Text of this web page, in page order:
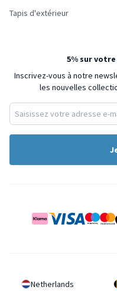
Tapis d'extérieur
5% sur
Inscrivez-vous à notre
les nouvelles
Netherlands